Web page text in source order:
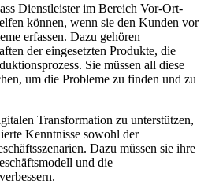
Dienstleister im Bereich Vor-Ort-
können, wenn sie den Kunden vor
erfassen. Dazu gehören
der eingesetzten Produkte, die
Sie müssen all diese
um die Probleme zu finden und zu
Transformation zu unterstützen,
Kenntnisse sowohl der
Dazu müssen sie ihre
und die